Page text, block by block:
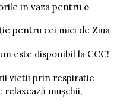
in vaza pentru o
pentru cei mici de Ziua
este disponibil la CCC!
vietii prin respiratie
relaxează mușchii,